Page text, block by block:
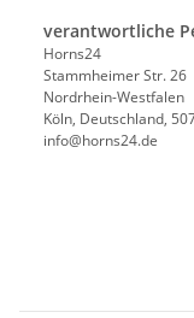
verantwortliche
Horns24
Stammheimer Str. 26
Nordrhein-Westfalen
Köln, Deutschland,
info@horns24.de